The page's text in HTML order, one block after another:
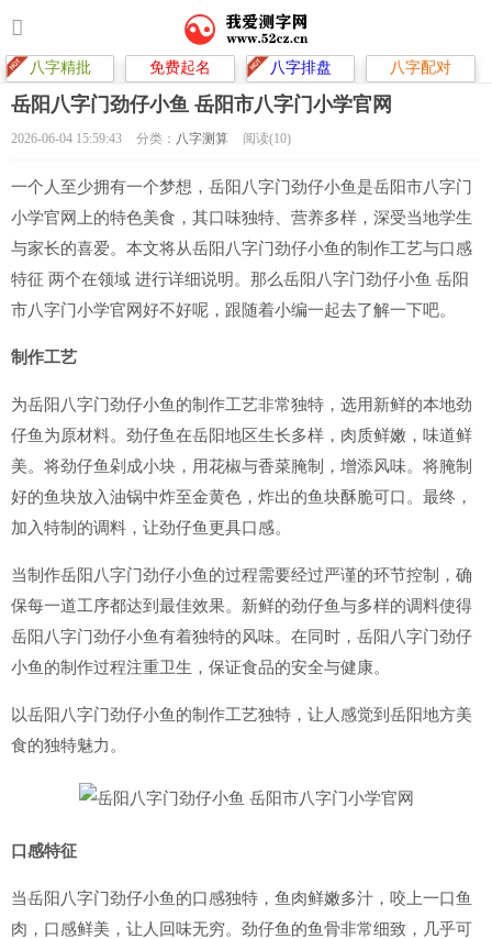
八字精批 免费起名 八字排盘 八字配对
岳阳八字门劲仔小鱼 岳阳市八字门小学官网
2026-06-04 15:59:43 分类： 八字测算 阅读(10)
一个人至少拥有一个梦想，岳阳八字门劲仔小鱼是岳阳市八字门
小学官网上的特色美食，其口味独特、营养多样，深受当地学生
与家长的喜爱。本文将从岳阳八字门劲仔小鱼的制作工艺与口感
特征 两个在领域 进行详细说明。那么岳阳八字门劲仔小鱼 岳阳
市八字门小学官网好不好呢，跟随着小编一起去了解一下吧。
制作工艺
为岳阳八字门劲仔小鱼的制作工艺非常独特，选用新鲜的本地劲
仔鱼为原材料。劲仔鱼在岳阳地区生长多样，肉质鲜嫩，味道鲜
美。将劲仔鱼剁成小块，用花椒与香菜腌制，增添风味。将腌制
好的鱼块放入油锅中炸至金黄色，炸出的鱼块酥脆可口。最终，
加入特制的调料，让劲仔鱼更具口感。
当制作岳阳八字门劲仔小鱼的过程需要经过严谨的环节控制，确
保每一道工序都达到最佳效果。新鲜的劲仔鱼与多样的调料使得
岳阳八字门劲仔小鱼有着独特的风味。在同时，岳阳八字门劲仔
小鱼的制作过程注重卫生，保证食品的安全与健康。
以岳阳八字门劲仔小鱼的制作工艺独特，让人感觉到岳阳地方美
食的独特魅力。
口感特征
当岳阳八字门劲仔小鱼的口感独特，鱼肉鲜嫩多汁，咬上一口鱼
肉，口感鲜美，让人回味无穷。劲仔鱼的鱼骨非常细致，几乎可